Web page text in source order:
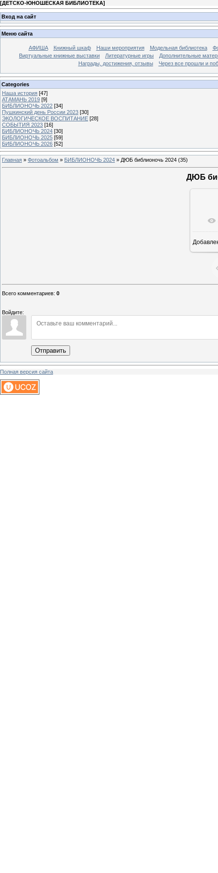
[ДЕТСКО-ЮНОШЕСКАЯ БИБЛИОТЕКА]
Вход на сайт
Меню сайта
АФИША Книжный шкаф Наши мероприятия Модельная библиотека
Виртуальные книжные выставки
Литературные игры
Дополнительные
Награды, достижения, отзывы
Через все прошли и
Categories
Наша история [47]
АТАМАНЬ 2019 [9]
БИБЛИОНОЧЬ 2022 [34]
Пушкинский день России 2023 [30]
ЭКОЛОГИЧЕСКОЕ ВОСПИТАНИЕ [28]
СОБЫТИЯ 2023 [16]
БИБЛИОНОЧЬ 2024 [30]
БИБЛИОНОЧЬ 2025 [59]
БИБЛИОНОЧЬ 2026 [52]
Главная » Фотоальбом » БИБЛИОНОЧЬ 2024 » ДЮБ библионочь 2024 (35)
ДЮБ
Всего комментариев: 0
Войдите:
Отправить
Полная версия сайта